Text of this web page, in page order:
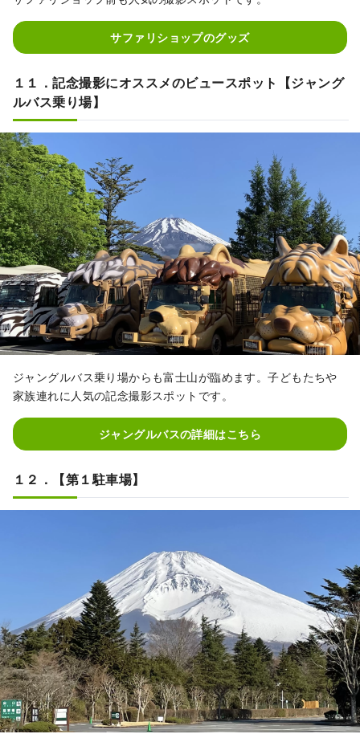
サファリショップのグッズ
１１．記念撮影にオススメのビュースポット【ジャング
ルバス乗り場】
ジャングルバス乗り場からも富士山が臨めます。子どもたちや
家族連れに人気の記念撮影スポットです。
ジャングルバスの詳細はこちら
１２．【第１駐車場】